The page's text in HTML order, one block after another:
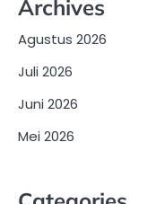
Archives
Agustus 2026
Juli 2026
Juni 2026
Mei 2026